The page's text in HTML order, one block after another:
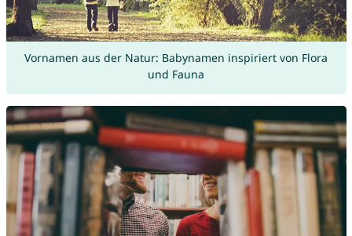
Vornamen aus der Natur: Babynamen inspiriert von Flora
und Fauna